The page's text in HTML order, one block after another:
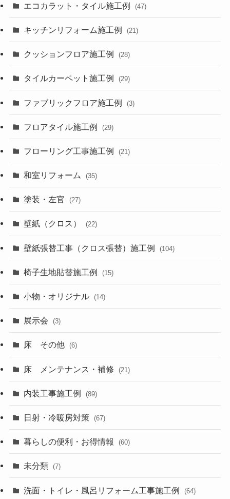
エコカラット・タイル施工例 (47)
キッチンリフォーム施工例 (21)
クッションフロア施工例 (28)
タイルカーペット施工例 (29)
ファブリックフロア施工例 (3)
フロアタイル施工例 (29)
フローリング工事施工例 (21)
和室リフォーム (35)
塗装・左官 (27)
壁紙（クロス） (22)
壁紙張替工事（クロス張替）施工例 (104)
椅子生地貼替施工例 (15)
小物・オリジナル (14)
展示会 (3)
床 その他 (6)
床 メンテナンス・補修 (21)
内装工事施工例 (89)
日射・冷暖房対策 (67)
暮らしの便利・お得情報 (60)
未分類 (7)
洗面・トイレ・風呂リフォーム工事施工例 (64)